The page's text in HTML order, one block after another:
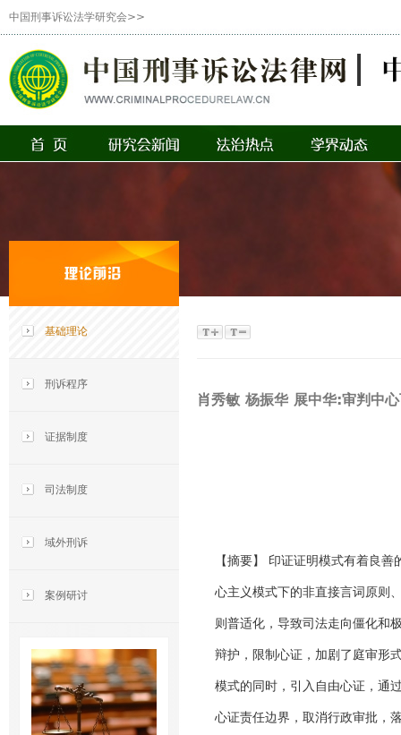
中国刑事诉讼法学研究会>>
基础理论
刑诉程序
证据制度
司法制度
域外刑诉
案例研讨
肖秀敏 杨振华 展中华:审判中
【摘要】 印证证明模式有着良
心主义模式下的非直接言词原则
则普适化，导致司法走向僵化和
辩护，限制心证，加剧了庭审形
模式的同时，引入自由心证，通
心证责任边界，取消行政审批，